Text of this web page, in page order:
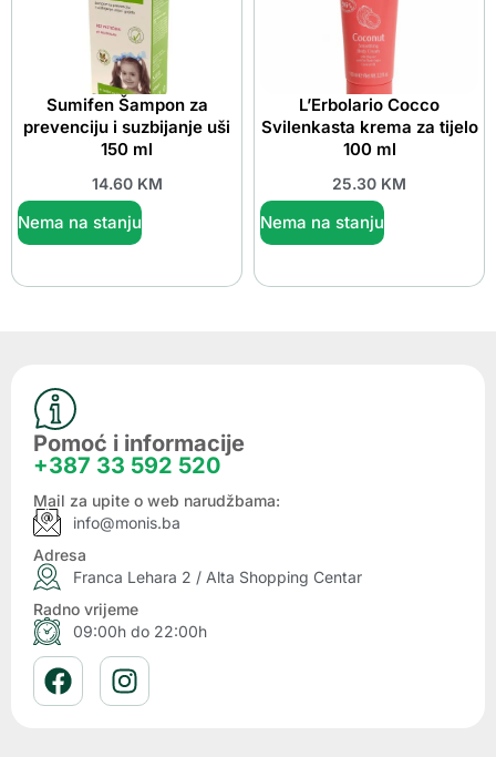
Sumifen Šampon za
prevenciju i suzbijanje uši
150 ml
14.60 KM
Nema na stanju
L’Erbolario Cocco
Svilenkasta krema za tijelo
100 ml
25.30 KM
Nema na stanju
Pomoć i informacije
+387 33 592 520
Mail za upite o web narudžbama:
info@monis.ba
Adresa
Franca Lehara 2 / Alta Shopping Centar
Radno vrijeme
09:00h do 22:00h